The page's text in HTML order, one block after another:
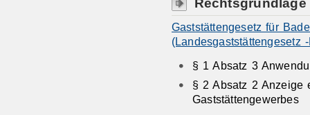
Gaststättengesetz für
(Landesgaststättengesetz
§ 1 Absatz 3
§ 2 Absatz 2 Anzeige
Gaststättengewerbes